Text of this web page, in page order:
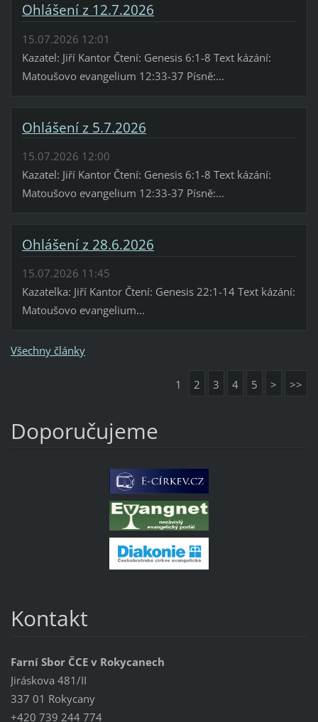
Ohlášení z 12.7.2026
15.07.2026 12:01
Kazatel: Jiří Kantor Čtení: Genesis 6:1-8 Text kázání:
Matoušovo evangelium 12:33-37 Písně:...
Ohlášení z 5.7.2026
15.07.2026 12:00
Kazatel: Jiří Kantor Čtení: Genesis 6:1-8 Text kázání:
Matoušovo evangelium 12:33-37 Písně:...
Ohlášení z 28.6.2026
15.07.2026 11:45
Kazatelka: Jiří Kantor Čtení: Genesis 22:1-14 Text kázání:
Matoušovo evangelium...
Všechny články
1 2 3 4 5 > >>
Doporučujeme
Kontakt
Farní Sbor ČCE v Rokycanech
Jiráskova 481/II
337 01 Rokycany
+420 739 244 774